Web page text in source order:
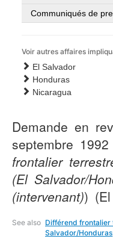
Demande en
septembre
frontalier
(El Salvador/
(intervenant))
See also Différend frontalier
Salvador/
Communiqués de
Voir autres affaires
El Salvador
Honduras
Nicaragua